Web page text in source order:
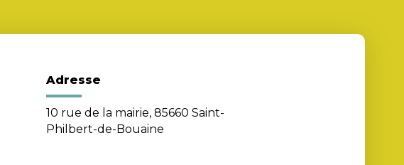
Adresse
10 rue de la mairie, 85660 Saint-
Philbert-de-Bouaine